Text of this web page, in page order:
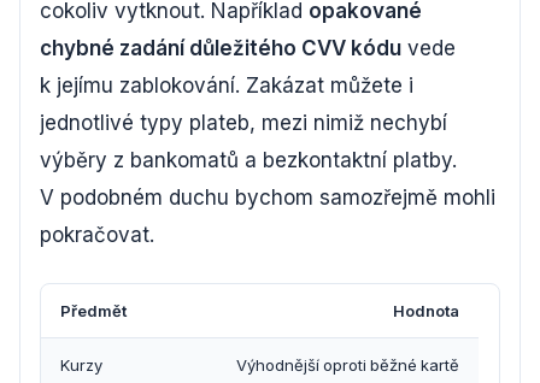
cokoliv vytknout. Například opakované
chybné zadání důležitého CVV kódu vede
k jejímu zablokování. Zakázat můžete i
jednotlivé typy plateb, mezi nimiž nechybí
výběry z bankomatů a bezkontaktní platby.
V podobném duchu bychom samozřejmě mohli
pokračovat.
Předmět Hodnota
Kurzy Výhodnější oproti běžné kartě